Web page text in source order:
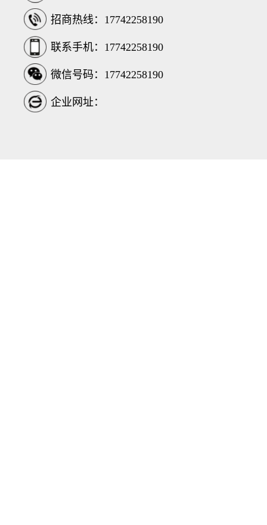
招商热线：17742258190
联系手机：17742258190
微信号码：17742258190
企业网址：